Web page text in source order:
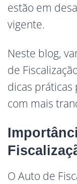
estão em
vigente.
Neste blog,
de
dicas práticas
com mais
O Auto de